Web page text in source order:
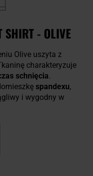
SHIRT - OLIVE
Olive uszyta z
charakteryzuje
schnięcia.
spandexu,
i wygodny w